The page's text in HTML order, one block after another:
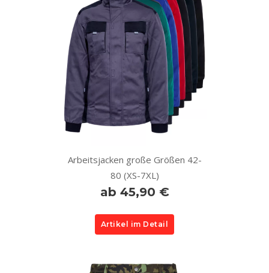
Arbeitsjacken große Größen 42-
80 (XS-7XL)
ab 45,90 €
Artikel im Detail